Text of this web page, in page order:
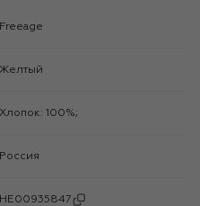
Freeage
Желтый
Хлопок: 100%;
Россия
HE00935847